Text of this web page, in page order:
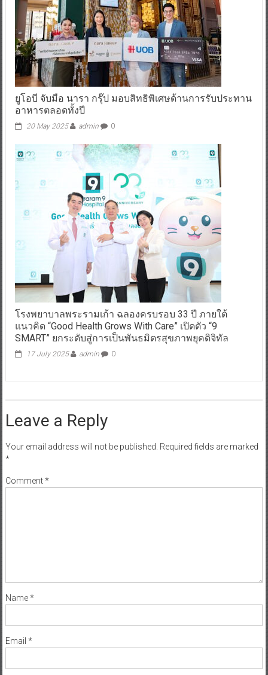
ยูโอบี จับมือ นารา กรุ๊ป มอบสิทธิพิเศษด้านการรับประทาน
อาหารตลอดทั้งปี
20 May 2025 admin 0
โรงพยาบาลพระรามเก้า ฉลองครบรอบ 33 ปี ภายใต้
แนวคิด “Good Health Grows With Care” เปิดตัว “9
SMART” ยกระดับสู่การเป็นพันธมิตรสุขภาพยุคดิจิทัล
17 July 2025 admin 0
Leave a Reply
Your email address will not be published. Required fields are marked
*
Comment*
Name*
Email *